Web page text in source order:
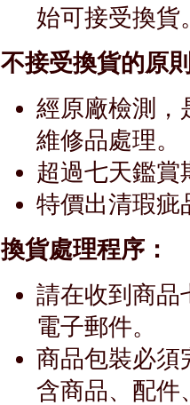
始可接受換貨
不接受換貨的原
經原廠檢測，
維修品處理。
超過七天鑑賞
特價出清瑕疵
換貨處理程序：
請在收到商品
電子郵件。
商品包裝必須
含商品、配件